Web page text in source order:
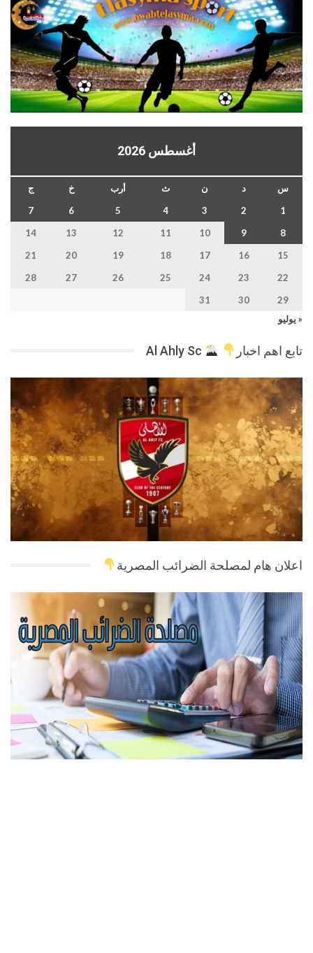
أغسطس 2026
س د ن ث أرب خ
ج
1
2
3
4
5
6
7
8
9
10
11
12
13
14
15
16
17
18
19
20
21
22
23
24
25
26
27
28
29
30
31
« يوليو
تابع اهم اخبار
اعلان هام لمصلحة الضرائب المصرية